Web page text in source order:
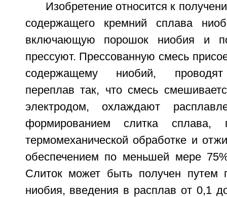
Изобретение относится к
содержащего кремний сплава
включающую порошок ниобия и
прессуют. Прессованную смесь
содержащему ниобий, проводят
переплав так, что смесь
электродом, охлаждают
формированием слитка сплава,
термомеханической обработке и
обеспечением по меньшей мере
Слиток может быть получен путем
ниобия, введения в расплав от 0,1